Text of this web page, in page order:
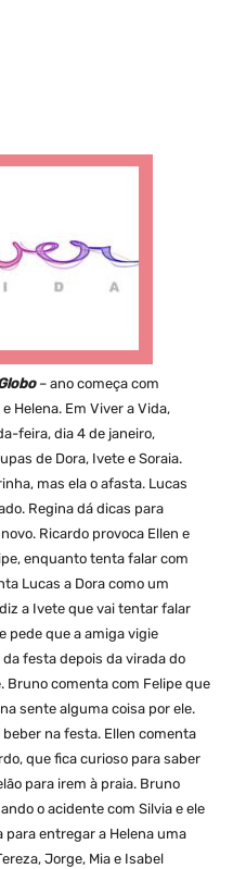
– ano começa com
Helena. Em Viver a Vida,
feira, dia 4 de janeiro,
de Dora, Ivete e Soraia.
mas ela o afasta. Lucas
Regina dá dicas para
Ricardo provoca Ellen e
enquanto tenta falar com
Lucas a Dora como um
a Ivete que vai tentar falar
pede que a amiga vigie
da festa depois da virada do
Bruno comenta com Felipe que
sente alguma coisa por ele.
na festa. Ellen comenta
que fica curioso para saber
para irem à praia. Bruno
o acidente com Silvia e ele
para entregar a Helena uma
Jorge, Mia e Isabel